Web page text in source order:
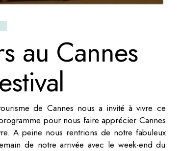
au Cannes
de Cannes nous a invité à vivre ce
pour nous faire apprécier Cannes
A peine nous rentrions de notre fabuleux
de notre arrivée avec le week-end du